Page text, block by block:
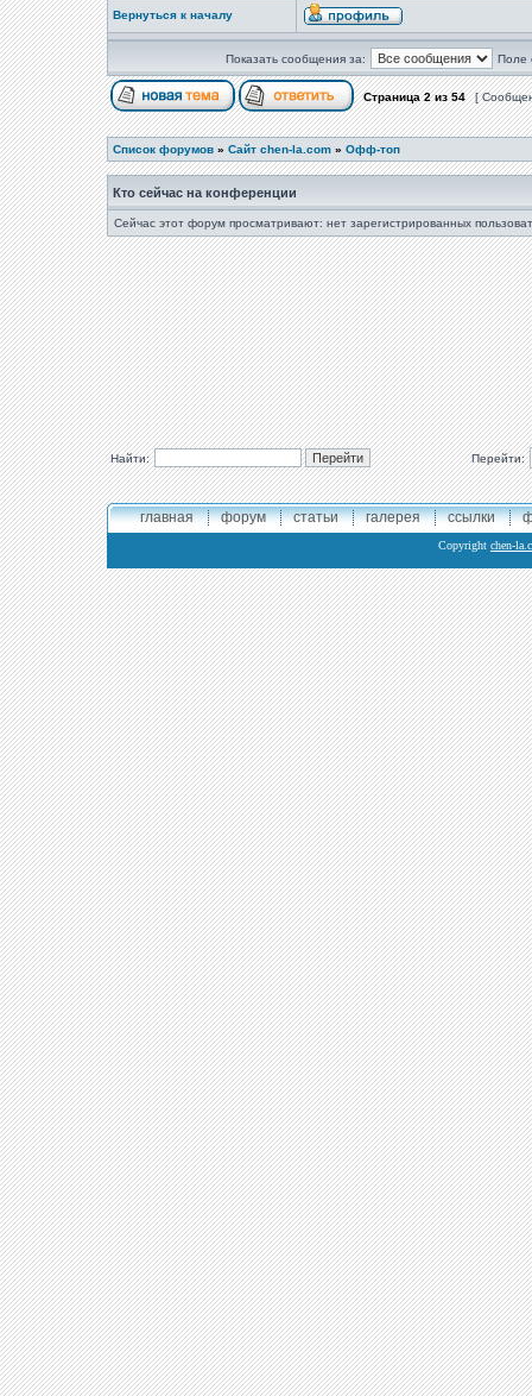
Вернуться к началу
Показать сообщения за: Поле
Страница2из54 [
Список форумов » Сайт chen-la.com » Офф-топ
Кто сейчас на конференции
Сейчас этот форум просматривают: нет зарегистрированных
Найти: Перейти:
главная форум статьи галерея ссылки
Copyright chen-